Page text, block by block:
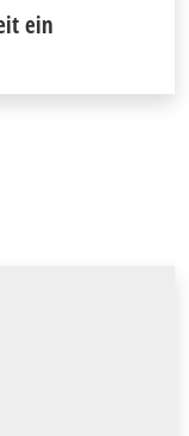
ein